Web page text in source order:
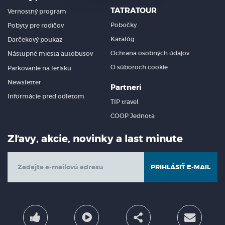
Vernostný program
Pobyty pre rodičov
Darčekový poukaz
Nástupné miesta autobusov
Parkovanie na letisku
Newsletter
Informácie pred odletom
TATRATOUR
Pobočky
Katalóg
Ochrana osobných údajov
O súboroch cookie
Partneri
TIP travel
COOP Jednota
Zľavy, akcie, novinky a last minute
PRIHLÁSIŤ E-MAIL